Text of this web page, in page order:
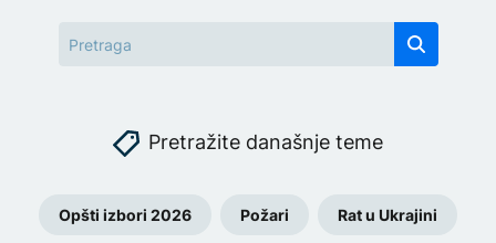
Pretražite današnje teme
Opšti izbori 2026 Požari Rat u Ukrajini